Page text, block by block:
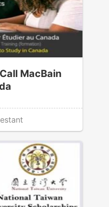
MacBain